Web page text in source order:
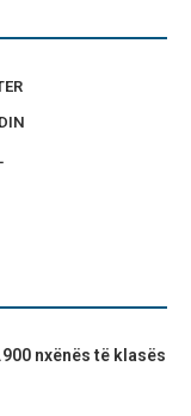
nxënës të klasës